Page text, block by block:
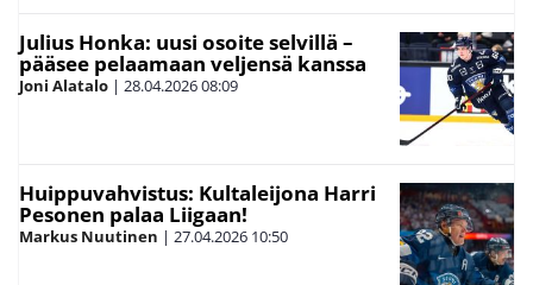
Julius Honka: uusi osoite selvillä –
pääsee pelaamaan veljensä kanssa
Joni Alatalo | 28.04.202608:09
Huippuvahvistus: Kultaleijona Harri
Pesonen palaa Liigaan!
Markus Nuutinen | 27.04.2026 10:50